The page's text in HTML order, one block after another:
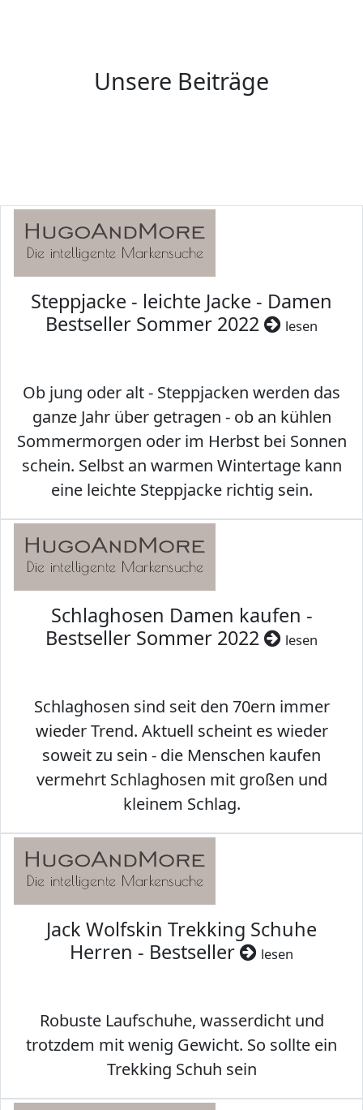
Unsere Beiträge
Steppjacke - leichte Jacke - Damen
Bestseller Sommer 2022
lesen
Ob jung oder alt - Steppjacken werden das
ganze Jahr über getragen - ob an kühlen
Sommermorgen oder im Herbst bei Sonnen
schein. Selbst an warmen Wintertage kann
eine leichte Steppjacke richtig sein.
Schlaghosen Damen kaufen -
Bestseller Sommer 2022
lesen
Schlaghosen sind seit den 70ern immer
wieder Trend. Aktuell scheint es wieder
soweit zu sein - die Menschen kaufen
vermehrt Schlaghosen mit großen und
kleinem Schlag.
Jack Wolfskin Trekking Schuhe
Herren - Bestseller
lesen
Robuste Laufschuhe, wasserdicht und
trotzdem mit wenig Gewicht. So sollte ein
Trekking Schuh sein